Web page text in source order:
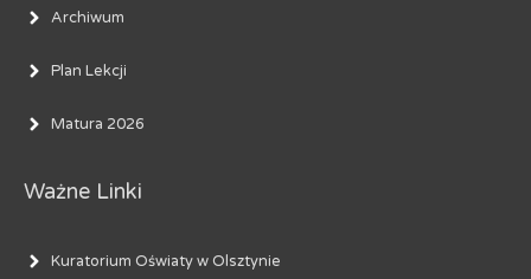
Archiwum
Plan Lekcji
Matura 2026
Ważne Linki
Kuratorium Oświaty w Olsztynie